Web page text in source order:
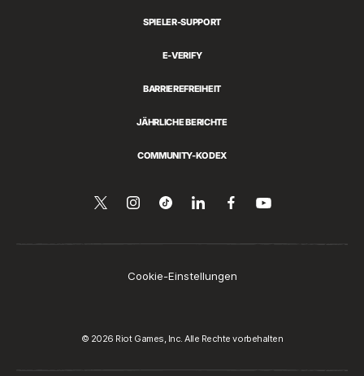
SPIELER-SUPPORT
E-VERIFY
BARRIEREFREIHEIT
JÄHRLICHE BERICHTE
COMMUNITY-KODEX
Folge
Follow
Follow
Über
Folge
Auf
YouTube
Cookie-Einstellungen
© 2026 Riot Games, Inc. Alle Rechte vorbehalten